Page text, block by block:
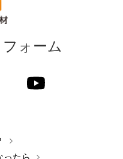
ォーム